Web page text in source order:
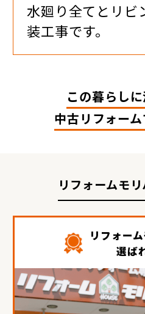
水廻り全てとリビ
装工事です。
この暮らし
中古リフォーム
リフォームモ
リフォー
選ば